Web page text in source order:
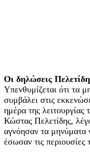
Οι δηλώσεις Πελετίδη
Υπενθυμίζεται ότι τα
συμβάλει στις
ημέρα της
Κώστας Πελετίδης,
αγνόησαν τα μηνύματα
έσωσαν τις περιουσίες